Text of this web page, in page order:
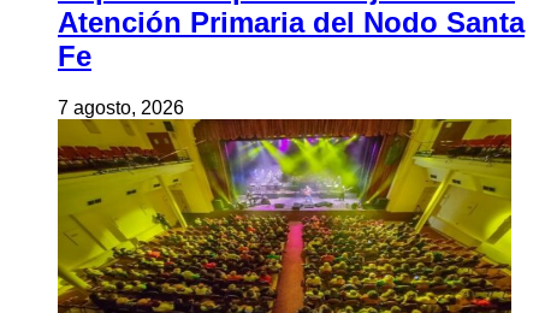
Atención Primaria del Nodo Santa
Fe
7 agosto, 2026